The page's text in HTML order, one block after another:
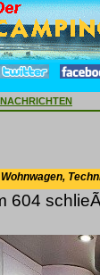
NACHRICHTEN
604